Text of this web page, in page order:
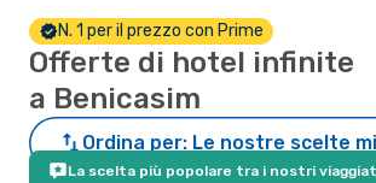
N. 1 per il prezzo con Prime
Offerte di hotel infinite
a Benicasim
Ordina per: Le nostre scelte
La scelta più popolare tra i nostri